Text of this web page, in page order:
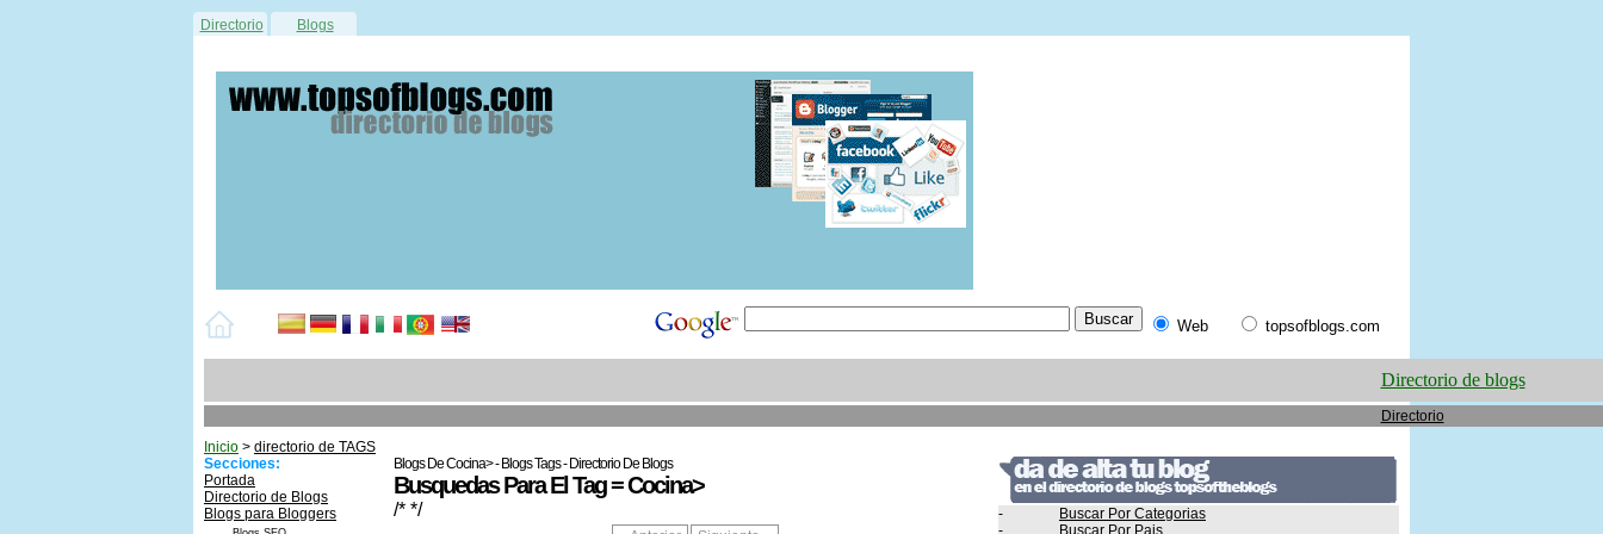
Directorio Blogs
Web topsofblogs.com
Directorio de blogs
Directorio
Inicio > directorio de TAGS
Secciones:
Portada
Directorio de Blogs
Blogs para Bloggers
Blogs De Cocina> - Blogs Tags - Directorio De Blogs
Busquedas Para El Tag = Cocina>
/* */ -
Buscar Por Categorias
-
Buscar Por Pais